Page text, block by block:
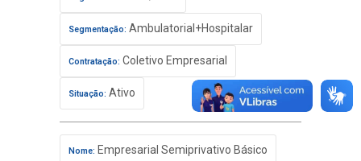
Segmentação: Ambulatorial+Hospitalar
Contratação: Coletivo Empresarial
Situação: Ativo
Nome: Empresarial Semiprivativo Básico